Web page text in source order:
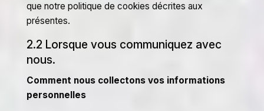
que notre politique de cookies décrites aux
présentes.
2.2 Lorsque vous communiquez avec
nous.
Comment nous collectons vos informations
personnelles